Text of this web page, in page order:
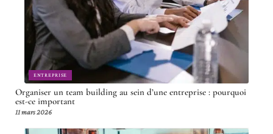
ENTREPRISE
Organiser un team building au sein d’une entreprise : pourquoi
est-ce important
11 mars 2026